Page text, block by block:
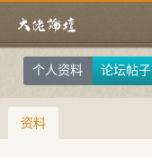
个人资料 论坛帖子
资料